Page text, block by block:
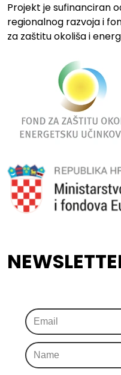
Projekt je sufinanciran
regionalnog razvoja i
za zaštitu okoliša i